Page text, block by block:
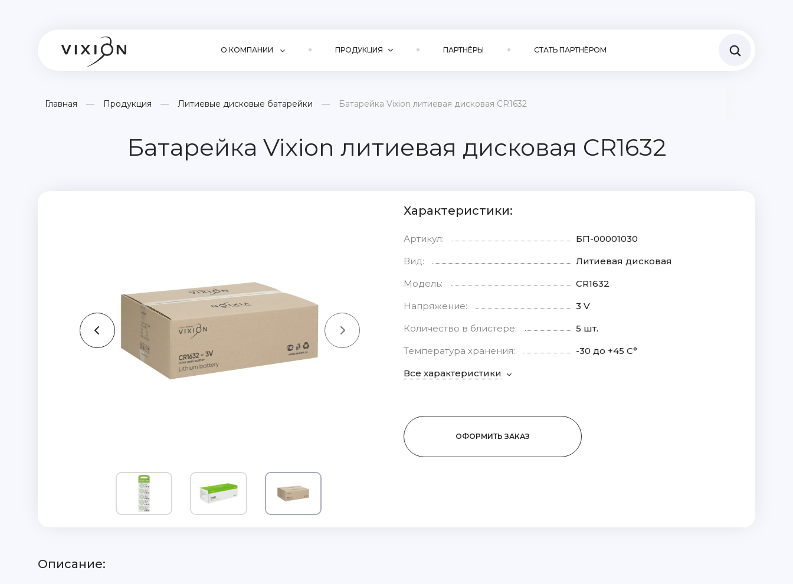
О КОМПАНИИ ПРОДУКЦИЯ ПАРТНЁРЫ СТАТЬ ПАРТНЁРОМ
Главная Продукция Литиевые дисковые батарейки Батарейка Vixion литиевая дисковая CR1632
Батарейка Vixion литиевая дисковая CR1632
Характеристики:
Артикул:
БП-00001030
Вид:
Литиевая дисковая
Модель:
CR1632
Напряжение:
3 V
Количество в блистере:
5 шт.
Температура хранения:
-30 до +45 С°
Все характеристики
ОФОРМИТЬ ЗАКАЗ
Описание: